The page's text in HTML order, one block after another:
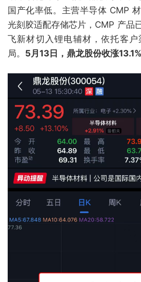
国产化率低。主营半导体 CMP
光刻胶适配存储芯片，CMP 产品
飞新材切入锂电辅材，依托客
局。 5月13日，鼎龙股份收涨13.1%